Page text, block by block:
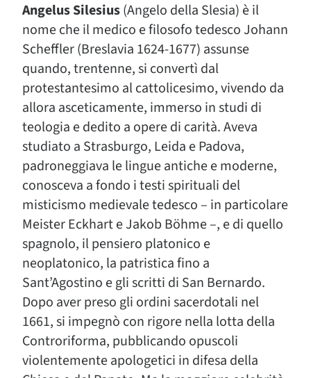
Angelus Silesius(Angelo della Slesia) è il
nome che il medico e filosofo tedesco Johann
Scheffler (Breslavia 1624-1677) assunse
quando, trentenne, si convertì dal
protestantesimo al cattolicesimo, vivendo da
allora asceticamente, immerso in studi di
teologia e dedito a opere di carità. Aveva
studiato a Strasburgo, Leida e Padova,
padroneggiava le lingue antiche e moderne,
conosceva a fondo i testi spirituali del
misticismo medievale tedesco – in particolare
Meister Eckhart e Jakob Böhme –, e di quello
spagnolo, il pensiero platonico e
neoplatonico, la patristica fino a
Sant’Agostino e gli scritti di San Bernardo.
Dopo aver preso gli ordini sacerdotali nel
1661, si impegnò con rigore nella lotta della
Controriforma, pubblicando opuscoli
violentemente apologetici in difesa della